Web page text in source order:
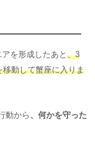
を形成したあと、3
動して蟹座に入りま
動から、何かを守った